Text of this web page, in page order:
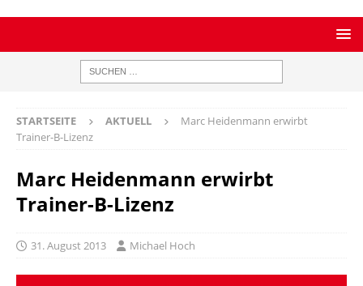
STARTSEITE AKTUELL
Marc Heidenmann erwirbt
Trainer-B-Lizenz
Marc Heidenmann erwirbt
Trainer-B-Lizenz
31. August 2013 Michael Hoch